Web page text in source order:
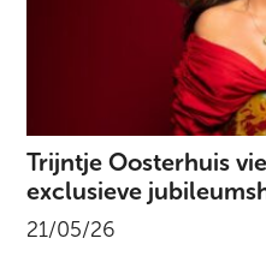
Trijntje Oosterhuis
exclusieve
21/05/26